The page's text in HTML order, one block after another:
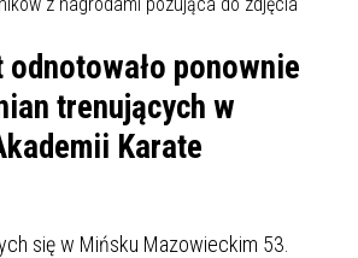
ponownie
trenujących w
Karate
się w Mińsku Mazowieckim 53.